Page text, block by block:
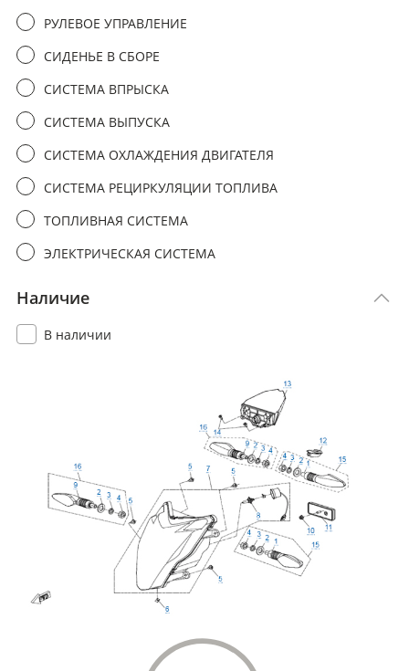
РУЛЕВОЕ УПРАВЛЕНИЕ
СИДЕНЬЕ В СБОРЕ
СИСТЕМА ВПРЫСКА
СИСТЕМА ВЫПУСКА
СИСТЕМА ОХЛАЖДЕНИЯ ДВИГАТЕЛЯ
СИСТЕМА РЕЦИРКУЛЯЦИИ ТОПЛИВА
ТОПЛИВНАЯ СИСТЕМА
ЭЛЕКТРИЧЕСКАЯ СИСТЕМА
Наличие
В наличии